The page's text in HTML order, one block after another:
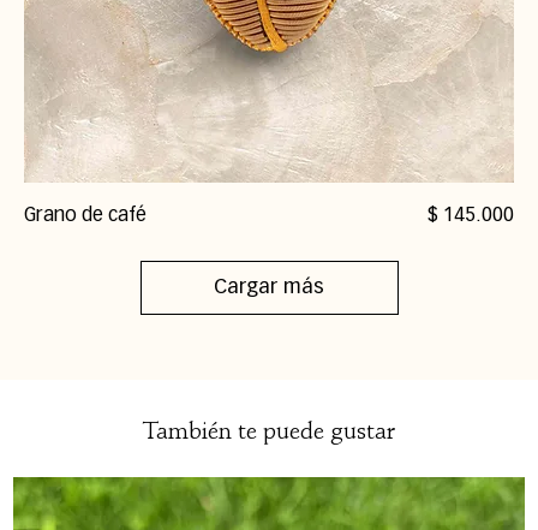
Grano de café Precio
$ 145.000
Cargar más
También te puede gustar